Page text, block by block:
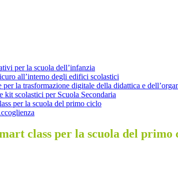
per la scuola dell’infanzia
all’interno degli edifici scolastici
la trasformazione digitale della didattica e
scolastici per Scuola Secondaria
per la scuola del primo ciclo
class per la scuola del primo